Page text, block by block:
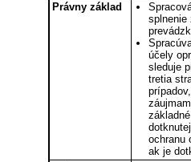
Právny základ
splnenie
účely
sleduje
tretia
ochranu
ak je